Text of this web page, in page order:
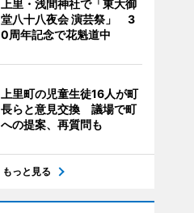
上里・浅間神社で「東大御
堂八十八夜会 演芸祭」 3
0周年記念で花魁道中
上里町の児童生徒16人が町
長らと意見交換 議場で町
への提案、再質問も
もっと見る